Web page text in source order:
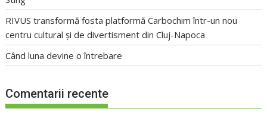
RIVUS transformă fosta platformă Carbochim într-un nou
centru cultural și de divertisment din Cluj-Napoca
Când luna devine o întrebare
Comentarii recente